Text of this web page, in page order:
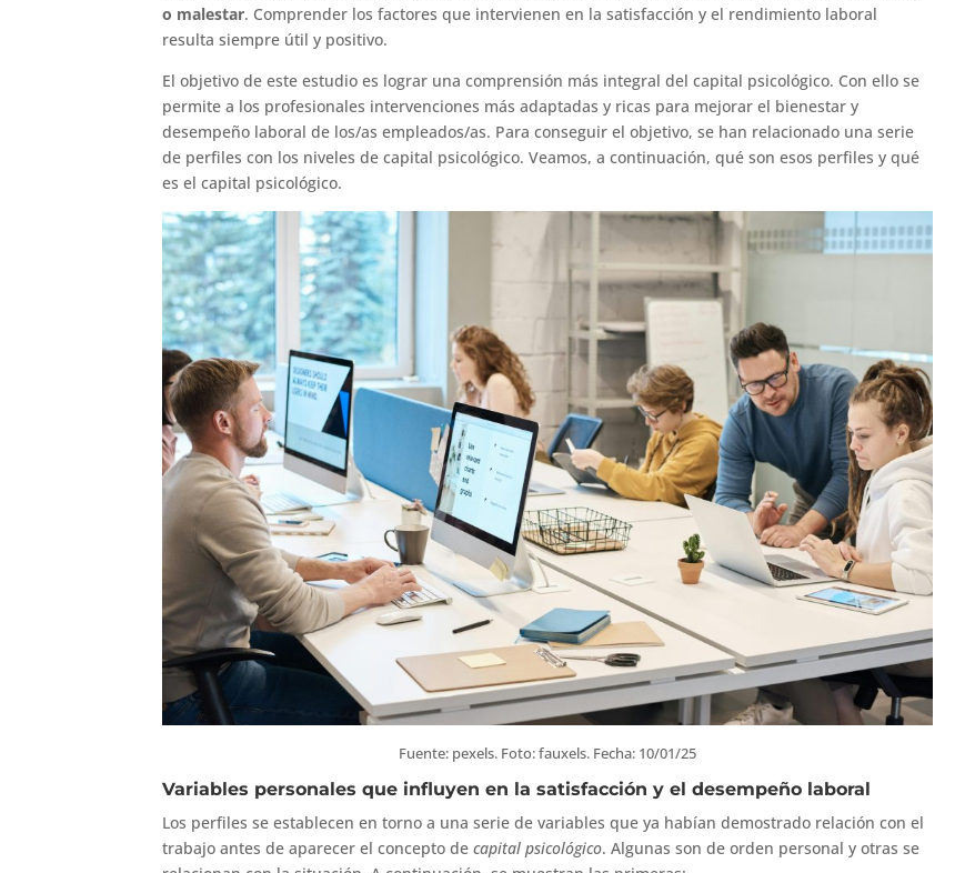
o malestar. Comprender los factores que intervienen en la satisfacción y el rendimiento laboral
resulta siempre útil y positivo.
El objetivo de este estudio es lograr una comprensión más integral del capital psicológico. Con ello se
permite a los profesionales intervenciones más adaptadas y ricas para mejorar el bienestar y
desempeño laboral de los/as empleados/as. Para conseguir el objetivo, se han relacionado una serie
de perfiles con los niveles de capital psicológico. Veamos, a continuación, qué son esos perfiles y qué
es el capital psicológico.
Fuente: pexels. Foto: fauxels. Fecha: 10/01/25
Variables personales que influyen en la satisfacción y el desempeño laboral
Los perfiles se establecen en torno a una serie de variables que ya habían demostrado relación con el
trabajo antes de aparecer el concepto decapital psicológico. Algunas son de orden personal y otras se